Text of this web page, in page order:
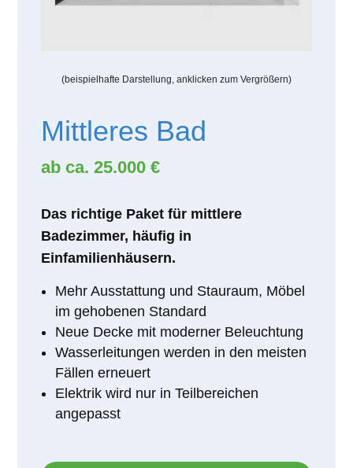
(beispielhafte Darstellung, anklicken zum Vergrößern)
Mittleres Bad
ab ca. 25.000 €
Das richtige Paket für mittlere
Badezimmer, häufig in
Einfamilienhäusern.
Mehr Ausstattung und Stauraum, Möbel
im gehobenen Standard
Neue Decke mit moderner Beleuchtung
Wasserleitungen werden in den meisten
Fällen erneuert
Elektrik wird nur in Teilbereichen
angepasst